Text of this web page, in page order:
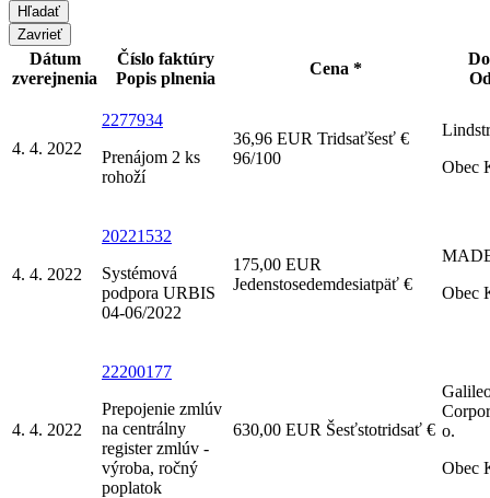
Zavrieť
Dátum
zverejnenia
Číslo faktúry
Popis plnenia
Cena *
4. 4. 2022
2277934
Prenájom 2 ks
rohoží
36,96 EUR Tridsaťšesť €
96/100
Obec
4. 4. 2022
20221532
Systémová
podpora URBIS
04-06/2022
175,00 EUR
Jedenstosedemdesiatpäť €
Obec
4. 4. 2022
22200177
Prepojenie zmlúv
na centrálny
register zmlúv -
výroba, ročný
poplatok
630,00 EUR Šesťstotridsať € o.
Obec